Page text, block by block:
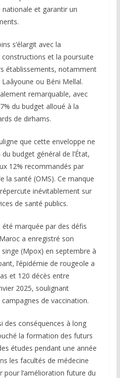
et garantir un
s’élargit avec la
et la poursuite
établissements, notamment
ou Béni Mellal.
remarquable, avec
du budget alloué à la
de dirhams.
que cette enveloppe ne
budget général de l’État,
12% recommandés par
la santé (OMS). Ce manque
inévitablement sur
de santé publics.
marquée par des défis
a enregistré son
(Mpox) en septembre à
l’épidémie de rougeole a
et 120 décès entre
2025, soulignant
de vaccination.
des conséquences à long
la formation des futurs
études pendant une année
les facultés de médecine
l’amélioration future du